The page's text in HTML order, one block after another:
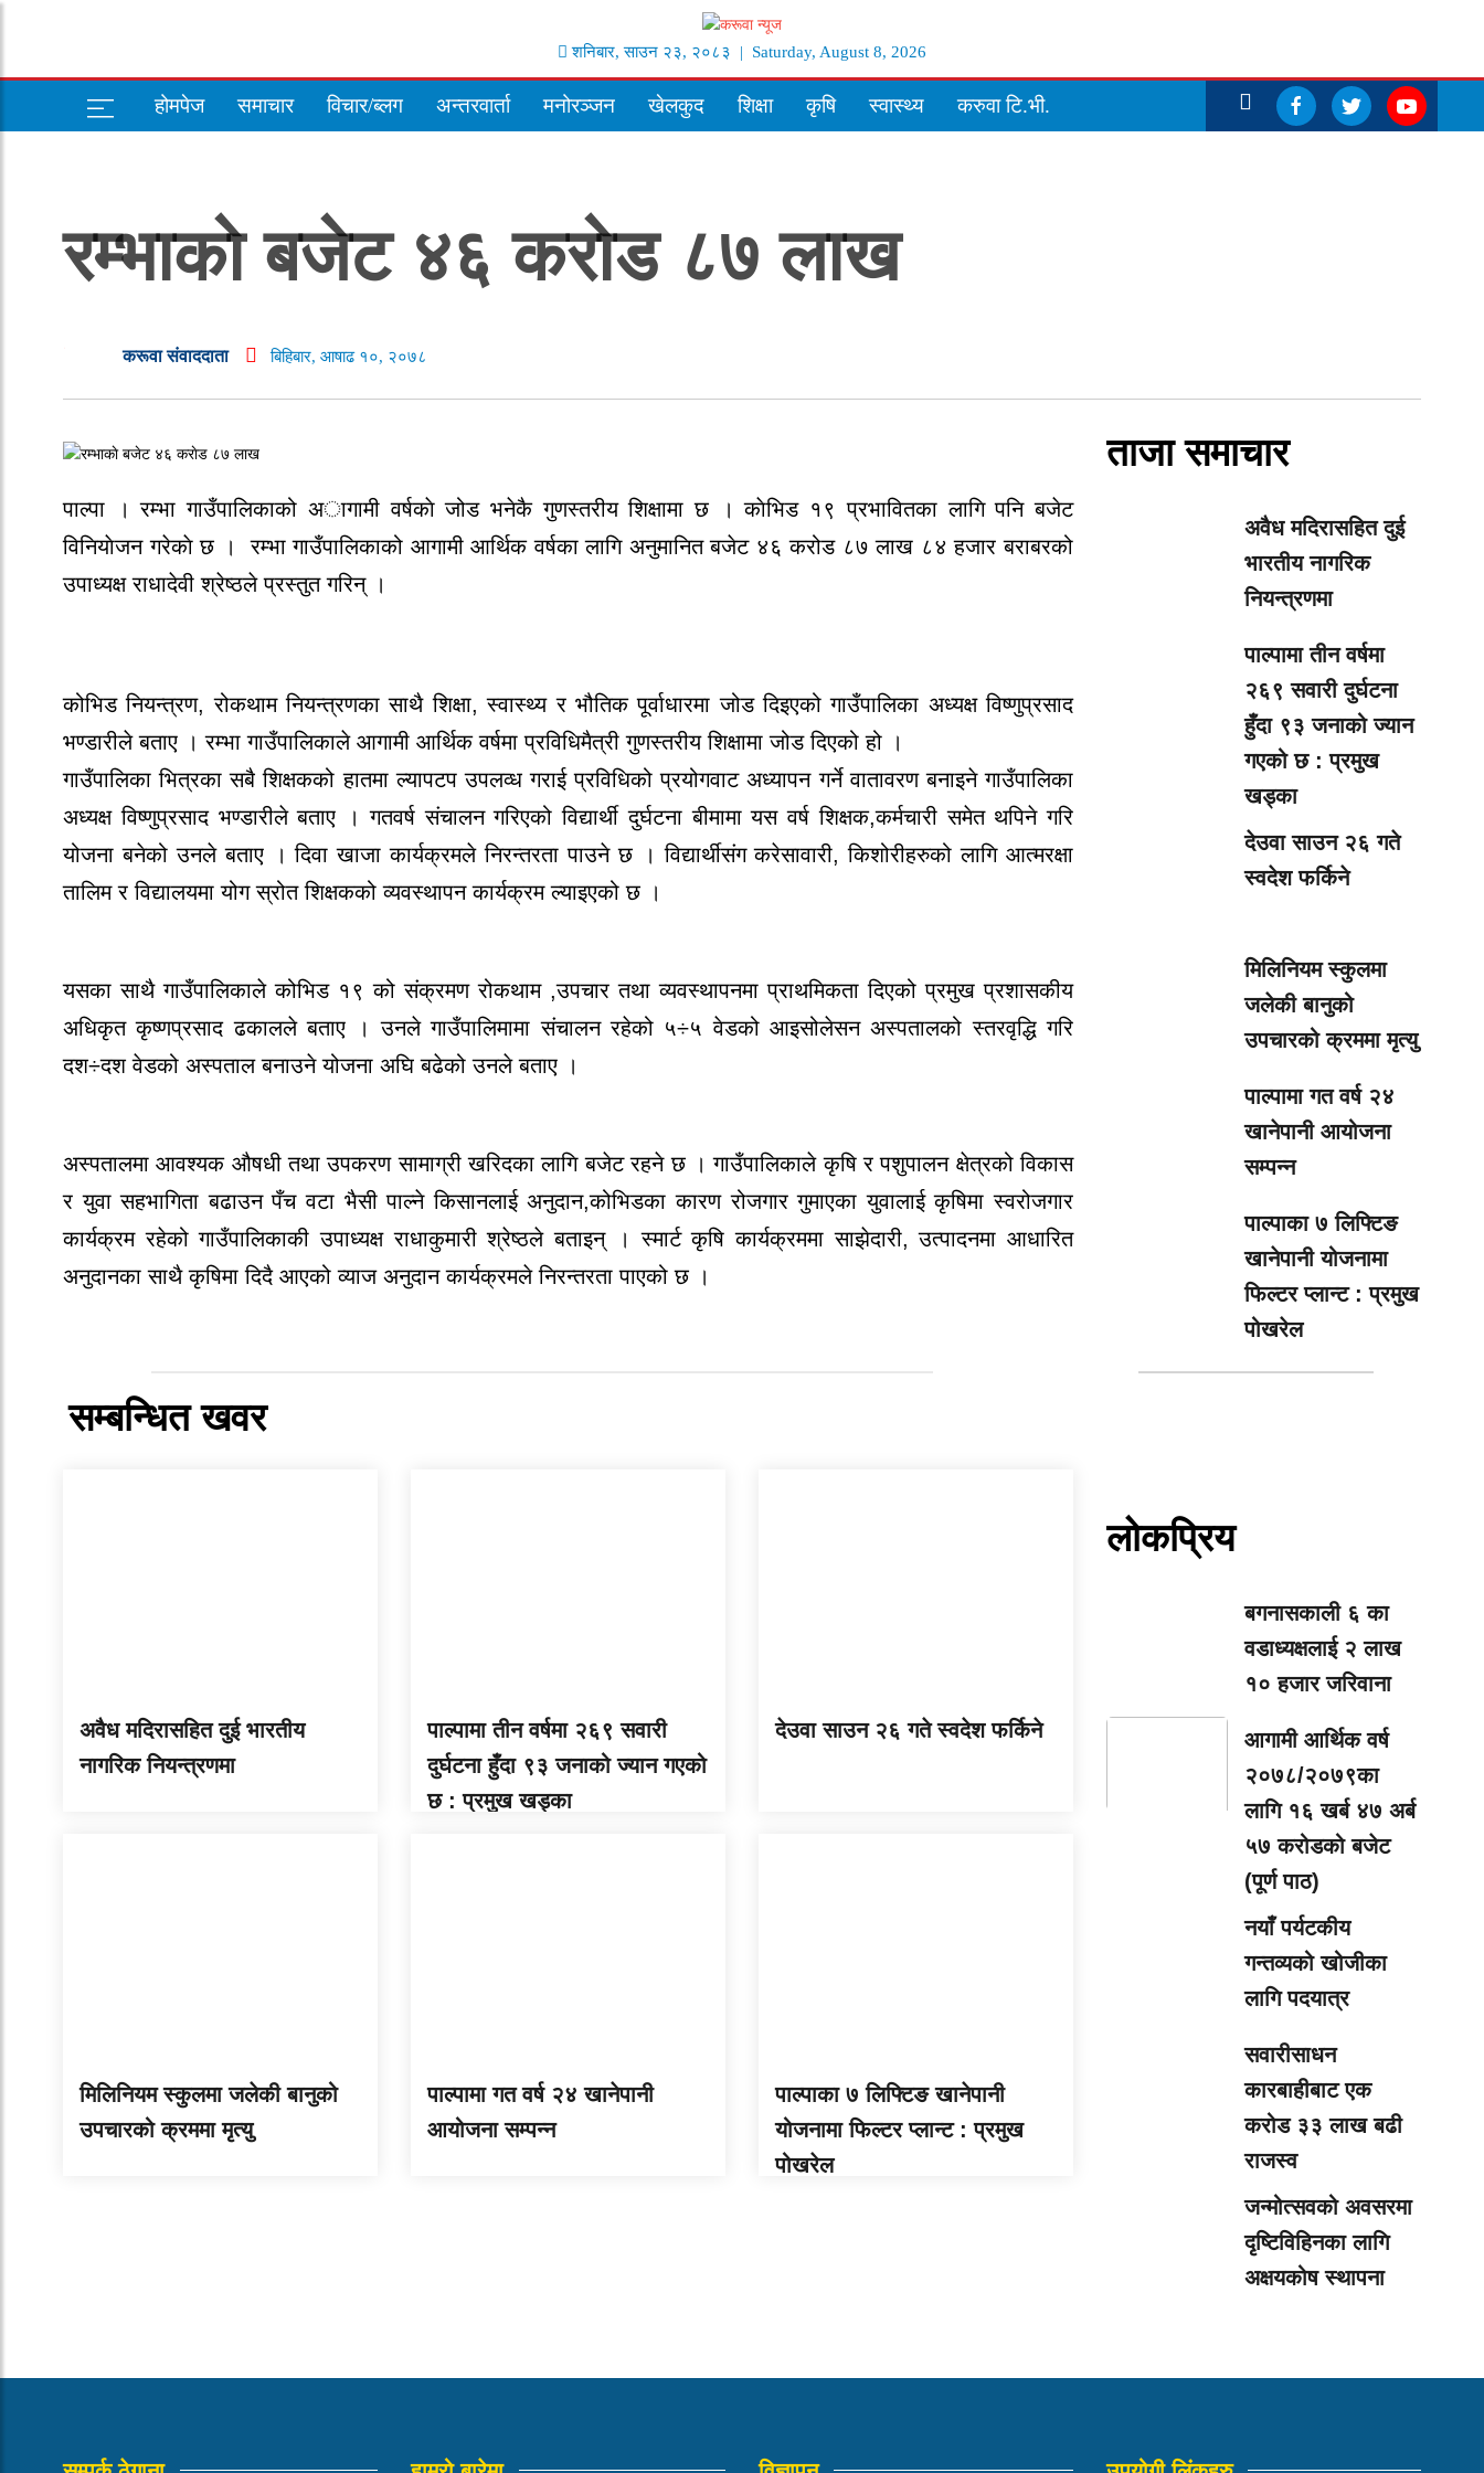
शनिबार,साउन २३, २०८३ | Saturday, August 8, 2026
होमपेज समाचार विचार/ब्लग अन्तरवार्ता मनोरञ्जन खेलकुद शिक्षा कृषि स्वास्थ्य करुवा टि.भी.
रम्भाकाे बजेट ४६ कराेड ८७ लाख
करूवा संवाददाता बिहिबार, आषाढ १०, २०७८
पाल्पा । रम्भा गाउँपालिकाको अागामी वर्षकाे जोड भनेकै गुणस्तरीय शिक्षामा छ । काेभिड १९ प्रभावितका लागि पनि बजेट
विनियाेजन गरेकाे छ । रम्भा गाउँपालिकाको आगामी आर्थिक वर्षका लागि अनुमानित बजेट ४६ करोड ८७ लाख ८४ हजार बराबरको
उपाध्यक्ष राधादेवी श्रेष्ठले प्रस्तुत गरिन् ।
कोभिड नियन्त्रण, रोकथाम नियन्त्रणका साथै शिक्षा, स्वास्थ्य र भौतिक पूर्वाधारमा जोड दिइएको गाउँपालिका अध्यक्ष विष्णुप्रसाद
भण्डारीले बताए । रम्भा गाउँपालिकाले आगामी आर्थिक वर्षमा प्रविधिमैत्री गुणस्तरीय शिक्षामा जोड दिएको हो ।
गाउँपालिका भित्रका सबै शिक्षकको हातमा ल्यापटप उपलव्ध गराई प्रविधिको प्रयोगवाट अध्यापन गर्ने वातावरण बनाइने गाउँपालिका
अध्यक्ष विष्णुप्रसाद भण्डारीले बताए । गतवर्ष संचालन गरिएको विद्यार्थी दुर्घटना बीमामा यस वर्ष शिक्षक,कर्मचारी समेत थपिने गरि
योजना बनेको उनले बताए । दिवा खाजा कार्यक्रमले निरन्तरता पाउने छ । विद्यार्थीसंग करेसावारी, किशोरीहरुको लागि आत्मरक्षा
तालिम र विद्यालयमा योग स्रोत शिक्षकको व्यवस्थापन कार्यक्रम ल्याइएको छ ।
यसका साथै गाउँपालिकाले कोभिड १९ को संक्रमण रोकथाम ,उपचार तथा व्यवस्थापनमा प्राथमिकता दिएको प्रमुख प्रशासकीय
अधिकृत कृष्णप्रसाद ढकालले बताए । उनले गाउँपालिमामा संचालन रहेको ५÷५ वेडको आइसोलेसन अस्पतालको स्तरवृद्धि गरि
दश÷दश वेडको अस्पताल बनाउने योजना अघि बढेको उनले बताए ।
अस्पतालमा आवश्यक औषधी तथा उपकरण सामाग्री खरिदका लागि बजेट रहने छ । गाउँपालिकाले कृषि र पशुपालन क्षेत्रको विकास
र युवा सहभागिता बढाउन पँच वटा भैसी पाल्ने किसानलाई अनुदान,कोभिडका कारण रोजगार गुमाएका युवालाई कृषिमा स्वरोजगार
कार्यक्रम रहेको गाउँपालिकाकी उपाध्यक्ष राधाकुमारी श्रेष्ठले बताइन् । स्मार्ट कृषि कार्यक्रममा साझेदारी, उत्पादनमा आधारित
अनुदानका साथै कृषिमा दिदै आएको व्याज अनुदान कार्यक्रमले निरन्तरता पाएको छ ।
सम्बन्धित खवर
अवैध मदिरासहित दुई भारतीय
नागरिक नियन्त्रणमा
पाल्पामा तीन वर्षमा २६९ सवारी
दुर्घटना हुँदा ९३ जनाको ज्यान गएको
छ : प्रमुख खड्का
देउवा साउन २६ गते स्वदेश फर्किने
मिलिनियम स्कुलमा जलेकी बानुको
उपचारको क्रममा मृत्यु
पाल्पामा गत वर्ष २४ खानेपानी
आयोजना सम्पन्न
पाल्पाका ७ लिफ्टिङ खानेपानी
योजनामा फिल्टर प्लान्ट : प्रमुख
पोखरेल
ताजा समाचार
अवैध मदिरासहित दुई
भारतीय नागरिक
नियन्त्रणमा
पाल्पामा तीन वर्षमा
२६९ सवारी दुर्घटना
हुँदा ९३ जनाको ज्यान
गएको छ : प्रमुख
खड्का
देउवा साउन २६ गते
स्वदेश फर्किने
मिलिनियम स्कुलमा
जलेकी बानुको
उपचारको क्रममा मृत्यु
पाल्पामा गत वर्ष २४
खानेपानी आयोजना
सम्पन्न
पाल्पाका ७ लिफ्टिङ
खानेपानी योजनामा
फिल्टर प्लान्ट : प्रमुख
पोखरेल
लोकप्रिय
बगनासकाली ६ का
वडाध्यक्षलाई २ लाख
१० हजार जरिवाना
आगामी आर्थिक वर्ष
२०७८/२०७९का
लागि १६ खर्ब ४७ अर्ब
५७ करोडको बजेट
(पूर्ण पाठ)
नयाँ पर्यटकीय
गन्तव्यको खोजीका
लागि पदयात्र
सवारीसाधन
कारबाहीबाट एक
करोड ३३ लाख बढी
राजस्व
जन्मोत्सवको अवसरमा
दृष्टिविहिनका लागि
अक्षयकोष स्थापना